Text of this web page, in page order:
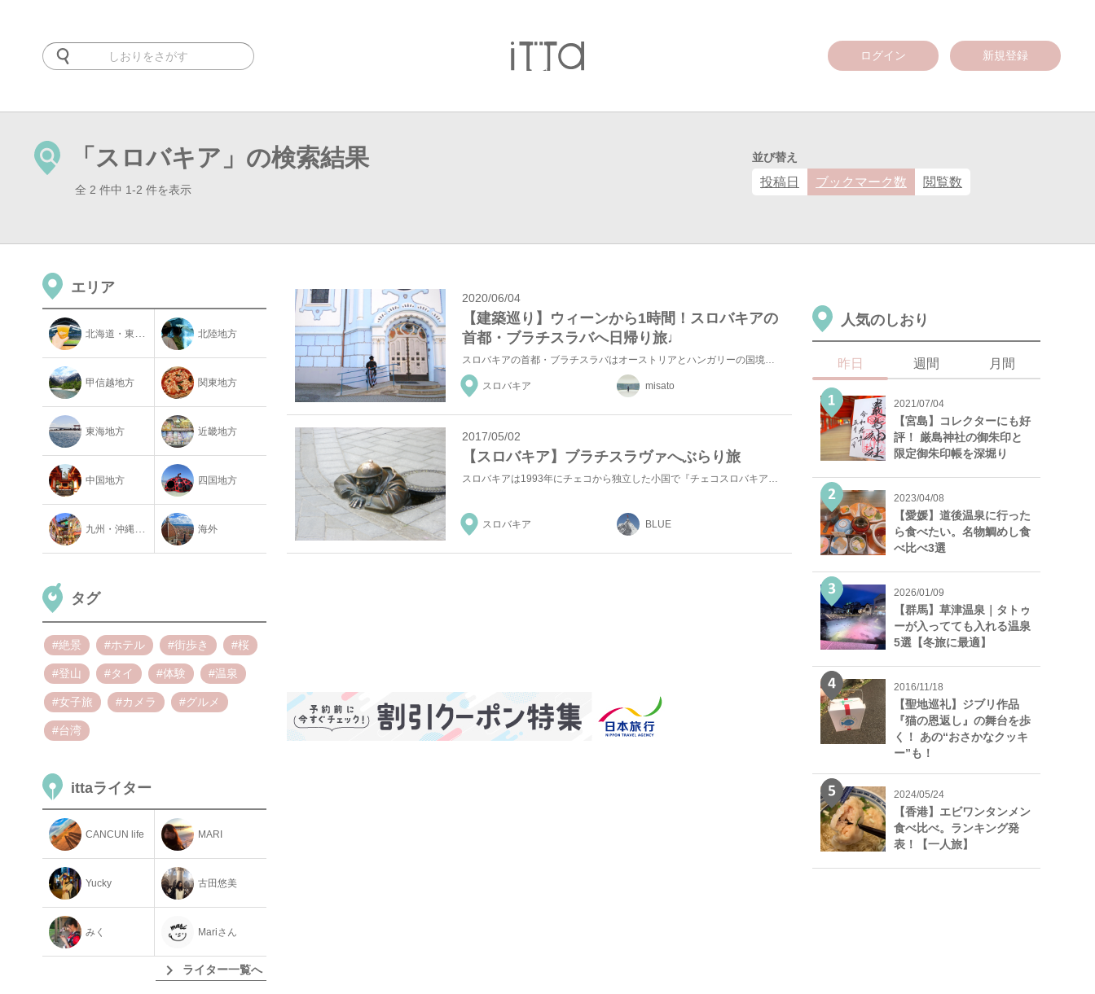
ログイン 新規登録
「スロバキア」の検索結果
全 2 件中 1-2 件を表示
並び替え
投稿日 ブックマーク数 閲覧数
エリア
北海道・東北地方 北陸地方
甲信越地方 関東地方
東海地方 近畿地方
中国地方 四国地方
九州・沖縄地方 海外
タグ
#絶景 #ホテル #街歩き #桜
#登山 #タイ #体験 #温泉
#女子旅 #カメラ #グルメ
#台湾
ittaライター
CANCUN life MARI
Yucky 古田悠美
みく Mariさん
chevron_right ライター一覧へ
2020/06/04
【建築巡り】ウィーンから1時間！スロバキアの
首都・ブラチスラバへ日帰り旅♩
スロバキアの首都・ブラチスラバはオーストリアとハンガリーの国境近くに位置する都市です。よく、ウィーン...
スロバキア misato
2017/05/02
【スロバキア】ブラチスラヴァへぶらり旅
スロバキア BLUE
人気のしおり
昨日 週間 月間
2021/07/04
【宮島】コレクターにも好
評！ 厳島神社の御朱印と
限定御朱印帳を深堀り
2023/04/08
【愛媛】道後温泉に行った
ら食べたい。名物鯛めし食
べ比べ3選
2026/01/09
【群馬】草津温泉｜タトゥ
ーが入ってても入れる温泉
5選【冬旅に最適】
2016/11/18
【聖地巡礼】ジブリ作品
『猫の恩返し』の舞台を歩
く！ あの“おさかなクッキ
ー”も！
2024/05/24
【香港】エビワンタンメン
食べ比べ。ランキング発
表！【一人旅】